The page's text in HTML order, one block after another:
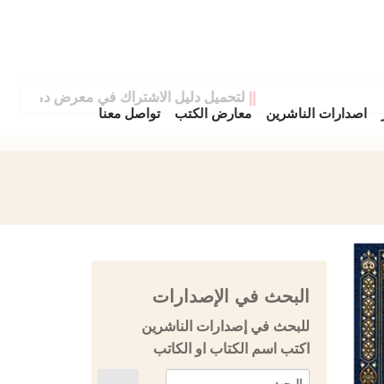
اصدارات الناشرين معارض الكتب تواصل معنا
لتحميل دليل الاشتراك في معرض دمشق
البحث في الإصدارات
للبحث في إصدارات الناشرين
اكتب اسم الكتاب او الكاتب